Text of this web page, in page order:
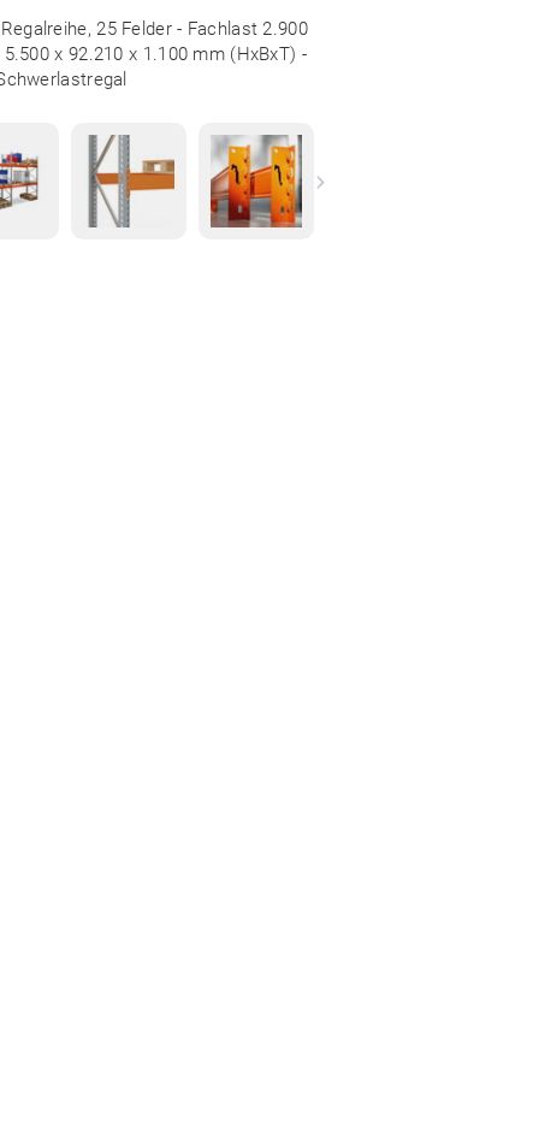
25 Felder - Fachlast 2.900
x 92.210 x 1.100 mm (HxBxT) -
Next